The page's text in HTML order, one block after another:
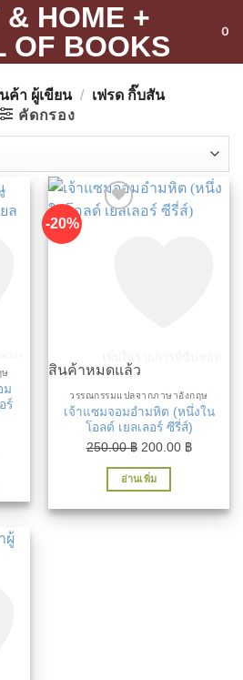
0
ค้า ผู้เขียน /
เฟรด กิ๊บสัน
คัดกรอง
ษ
ม
ร์
-20%
สินค้าหมดแล้ว
วรรณกรรมแปลจากภาษาอังกฤษ
เจ้าแซมจอมอำมหิต (หนึ่งใน
โอลด์ เยลเลอร์ ซีรี่ส์)
250.00฿ Original
price
was:
200.00 ฿Current
อ่านเพิ่ม